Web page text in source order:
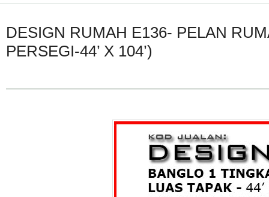
DESIGN RUMAH E136- PELAN
PERSEGI-44’ X 104’)